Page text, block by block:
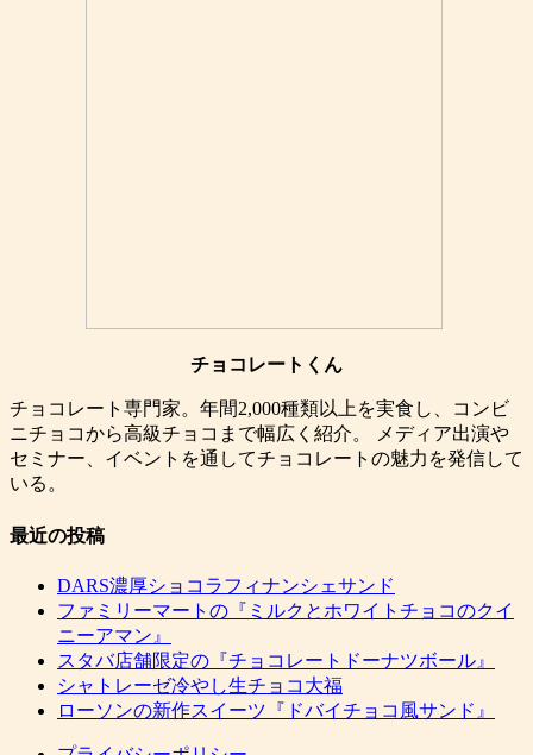
チョコレートくん
チョコレート専門家。年間2,000種類以上を実食し、コンビ
ニチョコから高級チョコまで幅広く紹介。 メディア出演や
セミナー、イベントを通してチョコレートの魅力を発信して
いる。
最近の投稿
DARS濃厚ショコラフィナンシェサンド
ファミリーマートの『ミルクとホワイトチョコのクイ
ニーアマン』
スタバ店舗限定の『チョコレートドーナツボール』
シャトレーゼ冷やし生チョコ大福
ローソンの新作スイーツ『ドバイチョコ風サンド』